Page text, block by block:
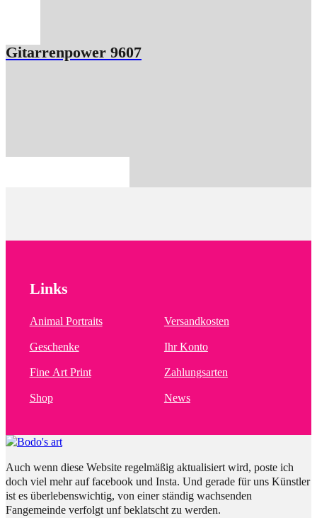
Gitarrenpower 9607
Auch wenn diese Website regelmäßig aktualisiert wird, poste ich
doch viel mehr auf facebook und Insta. Und gerade für uns Künstler
ist es überlebenswichtig, von einer ständig wachsenden
Fangemeinde verfolgt unf beklatscht zu werden.
Links
Animal Portraits
Geschenke
Fine Art Print
Shop
Versandkosten
Ihr Konto
Zahlungsarten
News